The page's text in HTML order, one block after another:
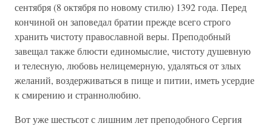
сентября (8 октября по новому стилю) 1392 года. Перед
кончиной он заповедал братии прежде всего строго
хранить чистоту православной веры. Преподобный
завещал также блюсти единомыслие, чистоту душевную
и телесную, любовь нелицемерную, удаляться от злых
желаний, воздерживаться в пище и питии, иметь усердие
к смирению и страннолюбию.
Вот уже шестьсот с лишним лет преподобного Сергия